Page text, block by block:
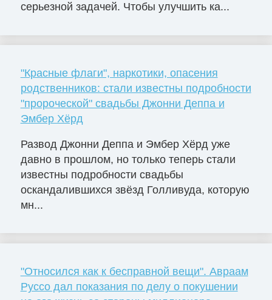
серьезной задачей. Чтобы улучшить ка...
"Красные флаги", наркотики, опасения
родственников: стали известны подробности
"пророческой" свадьбы Джонни Деппа и
Эмбер Хёрд
Развод Джонни Деппа и Эмбер Хёрд уже
давно в прошлом, но только теперь стали
известны подробности свадьбы
оскандалившихся звёзд Голливуда, которую
мн...
"Относился как к бесправной вещи". Авраам
Руссо дал показания по делу о покушении